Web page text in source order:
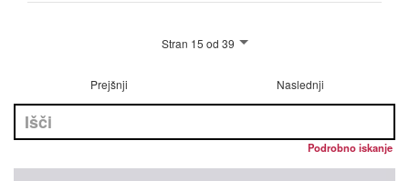
Stran 15 od 39
Prejšnji Naslednji
Podrobno iskanje